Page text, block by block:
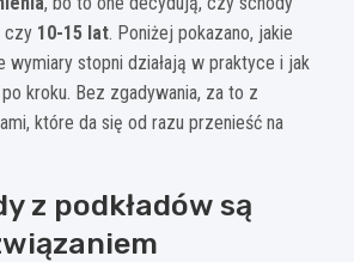
czy 10-15 lat. Poniżej pokazano, jakie
wymiary stopni działają w praktyce i jak
kroku. Bez zgadywania, za to z
które da się od razu przenieść na
z podkładów są